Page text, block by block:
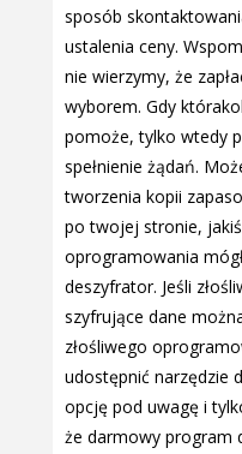
sposób
ustalenia ceny.
nie wierzymy, że
wyborem. Gdy
pomoże, tylko wtedy
spełnienie żądań.
tworzenia kopii
po twojej stronie,
oprogramowania
deszyfrator. Jeśli
szyfrujące dane
złośliwego
udostępnić narzędzie
opcję pod uwagę i
że darmowy program